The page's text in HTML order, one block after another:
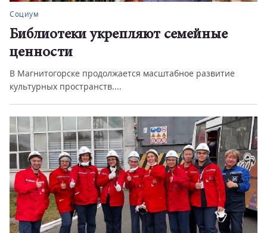
Социум
Библиотеки укрепляют семейные
ценности
В Магнитогорске продолжается масштабное развитие
культурных пространств....